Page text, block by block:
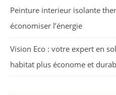
Peinture interieur isolante
économiser l’énergie
Vision Eco : votre expert en
habitat plus économe et